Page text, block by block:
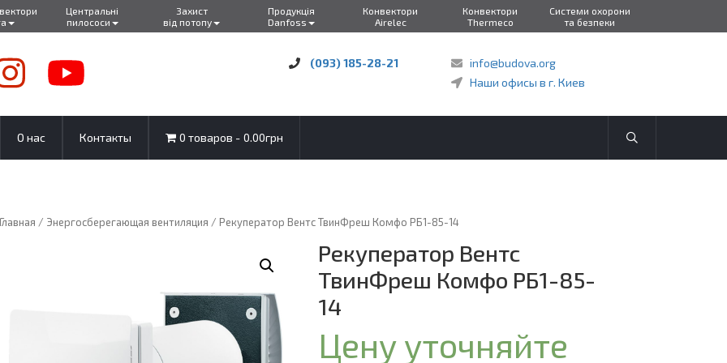
(093) 185-28-21
info@budova.org
Наши офисы в г. Киев
О нас Контакты 0 товаров 0.00грн
Главная / Энергосберегающая вентиляция / Рекуператор Вентс ТвинФреш Комфо РБ1-85-14
Рекуператор Вентс
ТвинФреш Комфо РБ1-85-
14
Цену уточняйте
Центральні
пилососи
Захист
від потопу
Продукція
Danfoss
Конвектори
Airelec
Конвектори
Thermeco
Системи охорони
та безпеки